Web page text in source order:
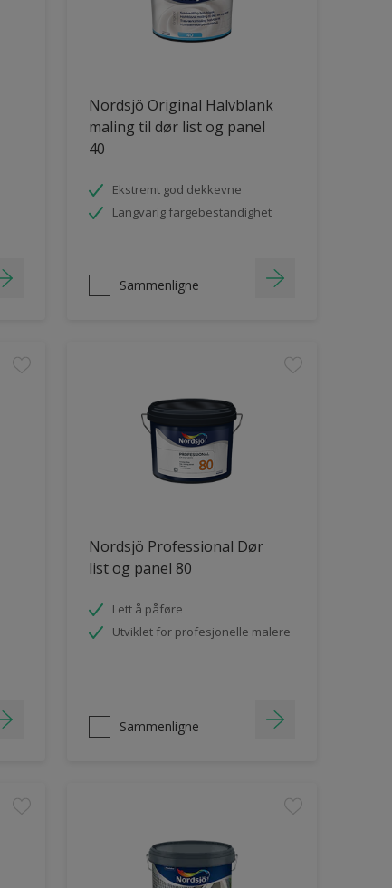
Nordsjö Original Halvblank
maling til dør list og panel
40
Ekstremt god dekkevne
Langvarig fargebestandighet
Sammenligne
Nordsjö Professional Dør
list og panel 80
Lett å påføre
Utviklet for profesjonelle malere
Sammenligne